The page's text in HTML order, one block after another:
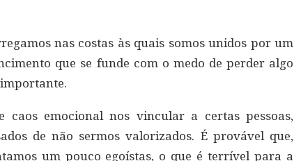
nas costas às quais somos unidos por um
que se funde com o medo de perder algo
caos emocional nos vincular a certas pessoas,
​​de não sermos valorizados. É provável que,
um pouco egoístas, o que é terrível para a